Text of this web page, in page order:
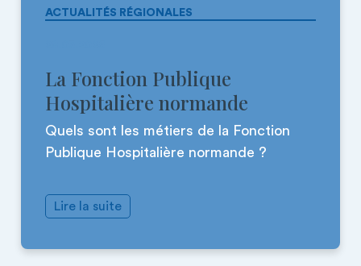
ACTUALITÉS RÉGIONALES
La Fonction Publique
Hospitalière normande
Quels sont les métiers de la Fonction
Publique Hospitalière normande ?
Lire la suite